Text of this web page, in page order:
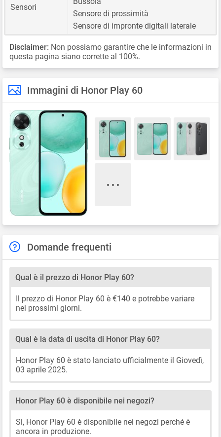
Sensori
Sensore di prossimità
Sensore di impronte digitali laterale
Disclaimer: Non possiamo garantire che le informazioni in
questa pagina siano corrette al 100%.
Immagini di Honor Play 60
Domande frequenti
Qual è il prezzo di Honor Play 60?
Il prezzo di Honor Play 60 è €140 e potrebbe variare
nei prossimi giorni.
Qual è la data di uscita di Honor Play 60?
Honor Play 60 è stato lanciato ufficialmente il Giovedì,
03 aprile 2025.
Honor Play 60 è disponibile nei negozi?
Sì, Honor Play 60 è disponibile nei negozi perché è
ancora in produzione.